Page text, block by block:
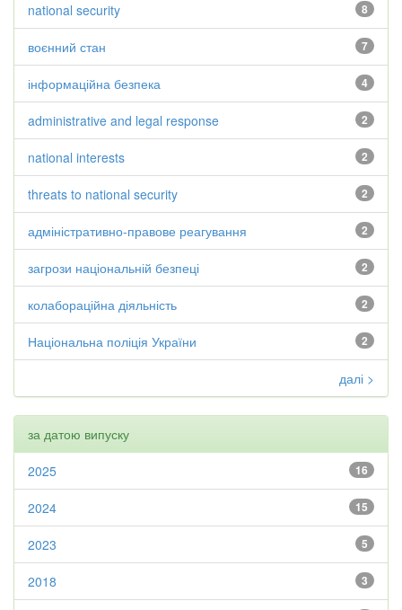
8
national security
7
воєнний стан
4
інформаційна безпека
2
administrative and legal response
2
national interests
2
threats to national security
2
адміністративно-правове реагування
2
загрози національній безпеці
2
колабораційна діяльність
2
Національна поліція України
далі >
за датою випуску
16
2025
15
2024
5
2023
3
2018